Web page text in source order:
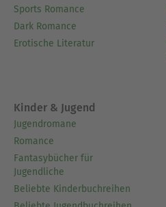
Sports Romance
Dark Romance
Erotische Literatur
Kinder & Jugend
Jugendromane
Romance
Fantasybücher für
Jugendliche
Beliebte Kinderbuchreihen